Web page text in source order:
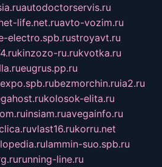
autodoctorservis.ru
life.net.ruavto-vozim.ru
electro.spb.rustroyavt.ru
kinzozo-ru.rukvotka.ru
eugrus.pp.ru
bezmorchin.ruia2.ru
kolosok-elita.ru
insiam.ruavegainfo.ru
vlast16.rukorru.net
lammin-suo.spb.ru
running-line.ru